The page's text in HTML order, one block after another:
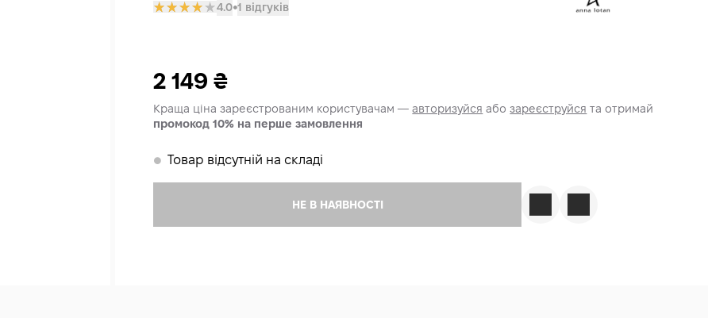
4.0𒊹1 відгуків
2 149₴
Краща ціна зареєстрованим користувачам —авторизуйся абозареєструйся та отримай
промокод 10% на перше замовлення
𒊹 Товар відсутній на складі
НЕ В НАЯВНОСТІ